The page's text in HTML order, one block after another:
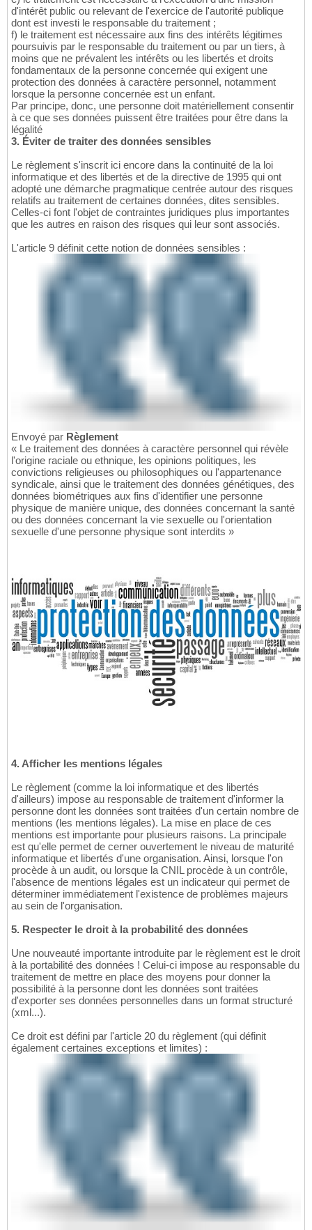
d'intérêt public ou relevant de l'exercice de l'autorité publique
dont est investi le responsable du traitement ;
f) le traitement est nécessaire aux fins des intérêts légitimes
poursuivis par le responsable du traitement ou par un tiers, à
moins que ne prévalent les intérêts ou les libertés et droits
fondamentaux de la personne concernée qui exigent une
protection des données à caractère personnel, notamment
lorsque la personne concernée est un enfant.
Par principe, donc, une personne doit matériellement consentir
à ce que ses données puissent être traitées pour être dans la
légalité
3. Éviter de traiter des données sensibles
Le règlement s'inscrit ici encore dans la continuité de la loi
informatique et des libertés et de la directive de 1995 qui ont
adopté une démarche pragmatique centrée autour des risques
relatifs au traitement de certaines données, dites sensibles.
Celles-ci font l'objet de contraintes juridiques plus importantes
que les autres en raison des risques qui leur sont associés.
L'article 9 définit cette notion de données sensibles :
Envoyé par Règlement
« Le traitement des données à caractère personnel qui révèle
l'origine raciale ou ethnique, les opinions politiques, les
convictions religieuses ou philosophiques ou l'appartenance
syndicale, ainsi que le traitement des données génétiques, des
données biométriques aux fins d'identifier une personne
physique de manière unique, des données concernant la santé
ou des données concernant la vie sexuelle ou l'orientation
sexuelle d'une personne physique sont interdits »
4. Afficher les mentions légales
Le règlement (comme la loi informatique et des libertés
d'ailleurs) impose au responsable de traitement d'informer la
personne dont les données sont traitées d'un certain nombre de
mentions (les mentions légales). La mise en place de ces
mentions est importante pour plusieurs raisons. La principale
est qu'elle permet de cerner ouvertement le niveau de maturité
informatique et libertés d'une organisation. Ainsi, lorsque l'on
procède à un audit, ou lorsque la CNIL procède à un contrôle,
l'absence de mentions légales est un indicateur qui permet de
déterminer immédiatement l'existence de problèmes majeurs
au sein de l'organisation.
5. Respecter le droit à la probabilité des données
Une nouveauté importante introduite par le règlement est le droit
à la portabilité des données ! Celui-ci impose au responsable du
traitement de mettre en place des moyens pour donner la
possibilité à la personne dont les données sont traitées
d'exporter ses données personnelles dans un format structuré
(xml...).
Ce droit est défini par l'article 20 du règlement (qui définit
également certaines exceptions et limites) :